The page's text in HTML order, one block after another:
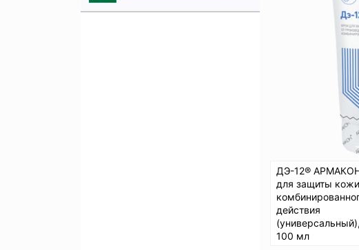
ДЭ-12®
для защиты кожи
действия
100 мл